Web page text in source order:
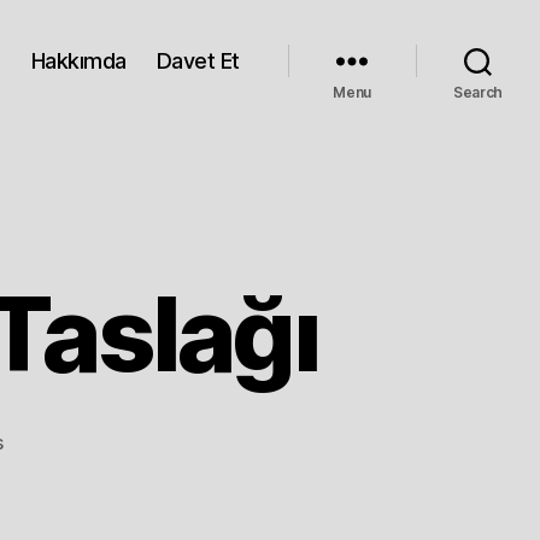
Hakkımda Davet Et
Menu Search
on